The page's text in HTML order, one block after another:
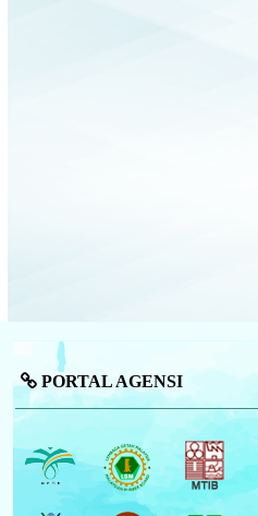
PORTAL AGENSI